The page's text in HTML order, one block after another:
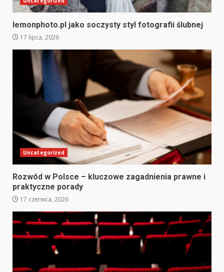
lemonphoto.pl jako soczysty styl fotografii ślubnej
17 lipca, 2026
Uncategorized
Rozwód w Polsce – kluczowe zagadnienia prawne i
praktyczne porady
17 czerwca, 2026